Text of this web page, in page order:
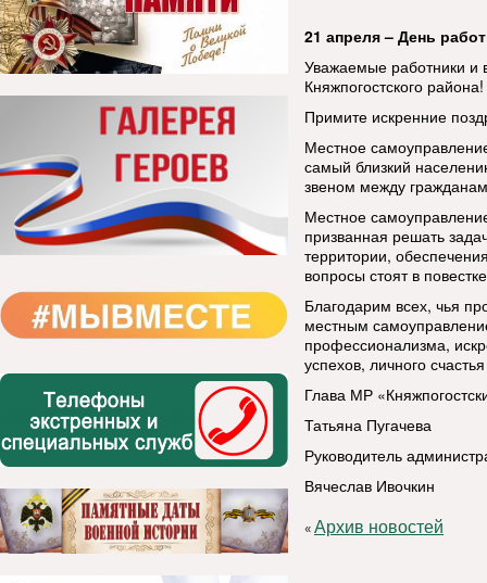
21 апреля – День
Уважаемые работники и
Княжпогостского
Примите искренние
Местное
самый близкий
звеном между
Местное
призванная решать
территории,
вопросы стоят в
Благодарим всех, чья
местным
профессионализма,
успехов, личного
Глава МР
Татьяна Пугачева
Руководитель
Вячеслав Ивочкин
«Архив новостей